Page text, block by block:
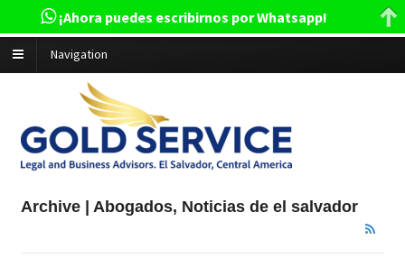
Navigation
Archive | Abogados, Noticias de el salvador
¡Ahora puedes escribirnos por Whatsapp!